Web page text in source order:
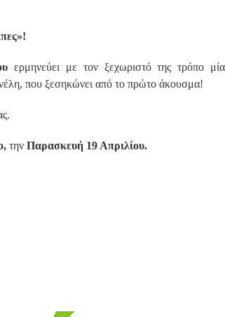
ερμηνεύει με τον ξεχωριστό της τρόπο μία
που ξεσηκώνει από το πρώτο άκουσμα!
την Παρασκευή 19 Απριλίου.